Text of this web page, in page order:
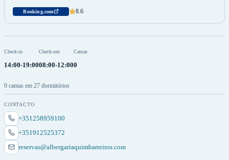
Booking.com 8.6
Check-in
14:00-19:00
Check-out
08:00-12:00
Camas
0
0 camas em 27 dormitórios
CONTACTO
+351258959100
+351912525372
reservas@albergariaquimbarreiros.com